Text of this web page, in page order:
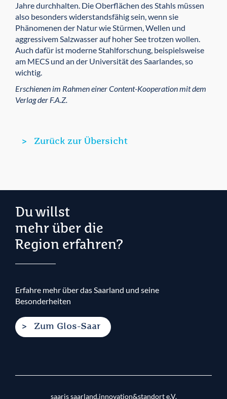
Jahre durchhalten. Die Oberflächen des Stahls müssen
also besonders widerstandsfähig sein, wenn sie
Phänomenen der Natur wie Stürmen, Wellen und
aggressivem Salzwasser auf hoher See trotzen wollen.
Auch dafür ist moderne Stahlforschung, beispielsweise
am MECS und an der Universität des Saarlandes, so
wichtig.
Erschienen im Rahmen einer Content-Kooperation mit dem
Verlag der F.A.Z.
Zurück zur Übersicht
Du willst
mehr über die
Region erfahren?
Erfahre mehr über das Saarland und seine
Besonderheiten
Zum Glos-Saar
saaris saarland.innovation&standort e.V.